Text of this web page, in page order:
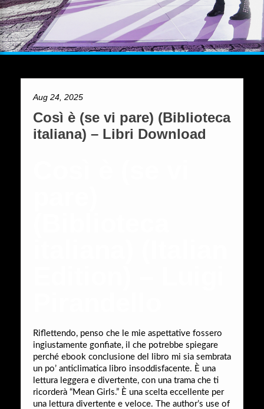
Aug 24, 2025
Così è (se vi pare) (Biblioteca
italiana) – Libri Download
Riflettendo, penso che le mie aspettative fossero
ingiustamente gonfiate, il che potrebbe spiegare
perché ebook conclusione del libro mi sia sembrata
un po’ anticlimatica libro insoddisfacente. È una
lettura leggera e divertente, con una trama che ti
ricorderà “Mean Girls.” È una scelta eccellente per
una lettura divertente e veloce. The author’s use of